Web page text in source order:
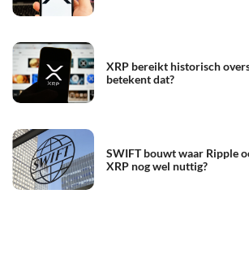
XRP bereikt historisch
betekent dat?
SWIFT bouwt waar Ripple
XRP nog wel nuttig?